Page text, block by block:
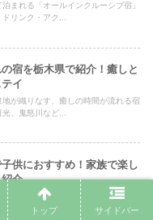
まれる「オールインクルーシブ宿」
ドリンク・アク...
宿を栃木県で紹介！癒しと
イ
が織りなす、癒しの時間が流れる宿
、鬼怒川など...
供におすすめ！家族で楽し
介
すすめ！家族で楽しむ観光＆遊びス
の旅行先、せ...
トップ サイドバー